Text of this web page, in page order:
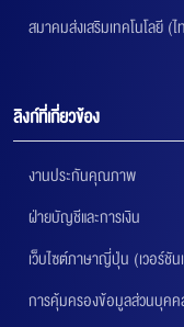
สมาคมส่งเสริมเทคโนโลยี
ลิงก์ที่เกี่ยวข้อง
งานประกันคุณภาพ
ฝ่ายบัญชีและการเงิน
เว็บไซต์ภาษาญี่ปุ่น (เวอร์ชัน
การคุ้มครองข้อมูลส่วนบุค